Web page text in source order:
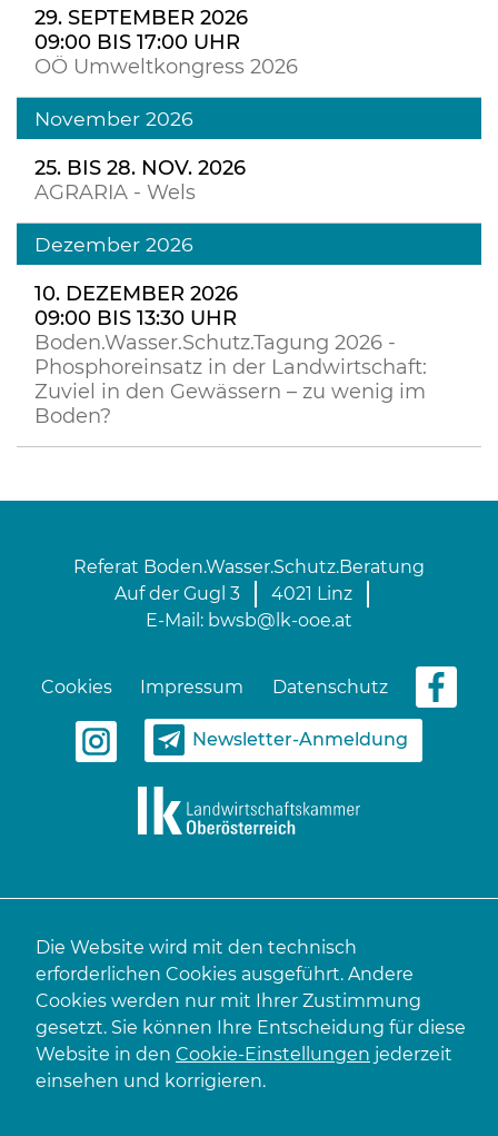
29. SEPTEMBER 2026
09:00 BIS 17:00 UHR
OÖ Umweltkongress 2026
November 2026
25. BIS 28. NOV. 2026
AGRARIA - Wels
Dezember 2026
10. DEZEMBER 2026
09:00 BIS 13:30 UHR
Boden.Wasser.Schutz.Tagung 2026 -
Phosphoreinsatz in der Landwirtschaft:
Zuviel in den Gewässern – zu wenig im
Boden?
Referat Boden.Wasser.Schutz.Beratung
Auf der Gugl 3
4021 Linz
E-Mail: bwsb@lk-ooe.at
Cookies Impressum Datenschutz
Newsletter-Anmeldung
Die Website wird mit den technisch
erforderlichen Cookies ausgeführt. Andere
Cookies werden nur mit Ihrer Zustimmung
gesetzt. Sie können Ihre Entscheidung für diese
Website in den Cookie-Einstellungen jederzeit
einsehen und korrigieren.